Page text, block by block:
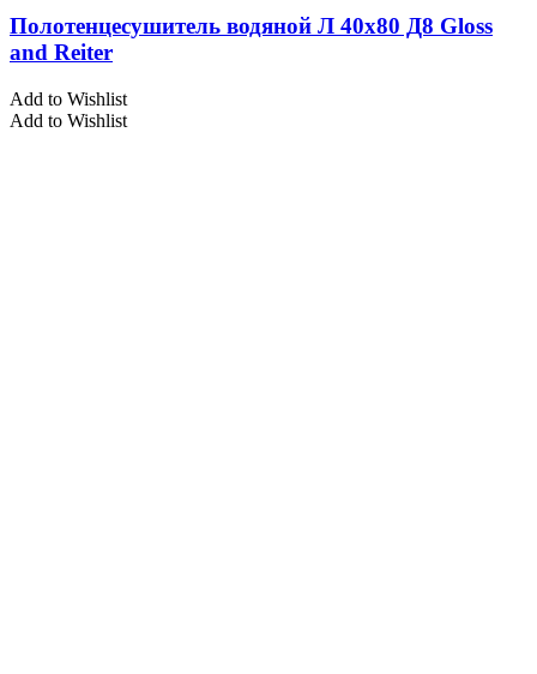
Полотенцесушитель водяной Л 40х80 Д8 Gloss
and Reiter
Add to Wishlist
Add to Wishlist